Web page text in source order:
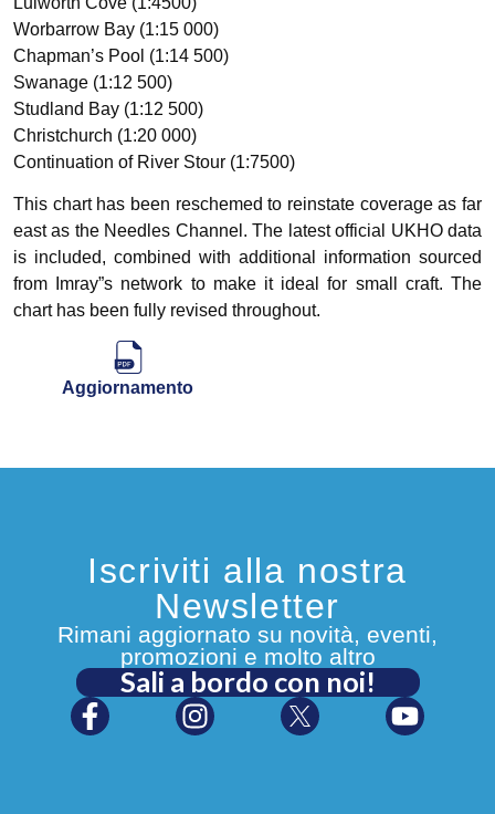
Worbarrow Bay (1:15 000)
Chapman’s Pool (1:14 500)
Swanage (1:12 500)
Studland Bay (1:12 500)
Christchurch (1:20 000)
Continuation of River Stour (1:7500)
This chart has been reschemed to reinstate coverage as far
east as the Needles Channel. The latest official UKHO data
is included, combined with additional information sourced
from Imray”s network to make it ideal for small craft. The
chart has been fully revised throughout.
Aggiornamento
Iscriviti alla nostra
Newsletter
Rimani aggiornato su novità, eventi,
promozioni e molto altro
Sali a bordo con noi!